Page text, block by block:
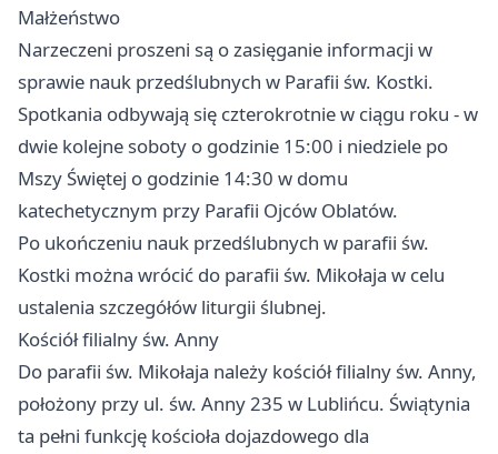
Małżeństwo
Narzeczeni proszeni są o zasięganie informacji w
sprawie nauk przedślubnych w Parafii św. Kostki.
Spotkania odbywają się czterokrotnie w ciągu roku - w
dwie kolejne soboty o godzinie 15:00 i niedziele po
Mszy Świętej o godzinie 14:30 w domu
katechetycznym przy Parafii Ojców Oblatów.
Po ukończeniu nauk przedślubnych w parafii św.
Kostki można wrócić do parafii św. Mikołaja w celu
ustalenia szczegółów liturgii ślubnej.
Kościół filialny św. Anny
Do parafii św. Mikołaja należy kościół filialny św. Anny,
położony przy ul. św. Anny 235 w Lublińcu. Świątynia
ta pełni funkcję kościoła dojazdowego dla